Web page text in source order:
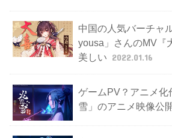
中国の人気バーチャ
yousa」さんのMV『
美しい 2022.01.16
ゲームPV？アニメ化
雪」のアニメ映像公